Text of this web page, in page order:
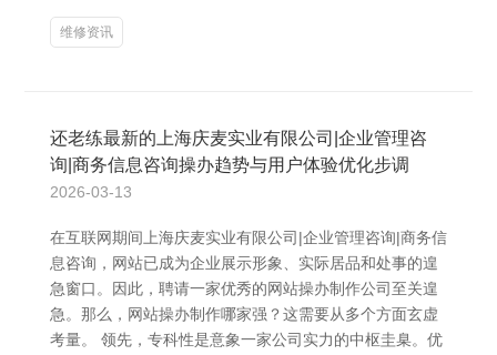
维修资讯
还老练最新的上海庆麦实业有限公司|企业管理咨
询|商务信息咨询操办趋势与用户体验优化步调
2026-03-13
在互联网期间上海庆麦实业有限公司|企业管理咨询|商务信
息咨询，网站已成为企业展示形象、实际居品和处事的遑
急窗口。因此，聘请一家优秀的网站操办制作公司至关遑
急。那么，网站操办制作哪家强？这需要从多个方面玄虚
考量。 领先，专科性是意象一家公司实力的中枢圭臬。优